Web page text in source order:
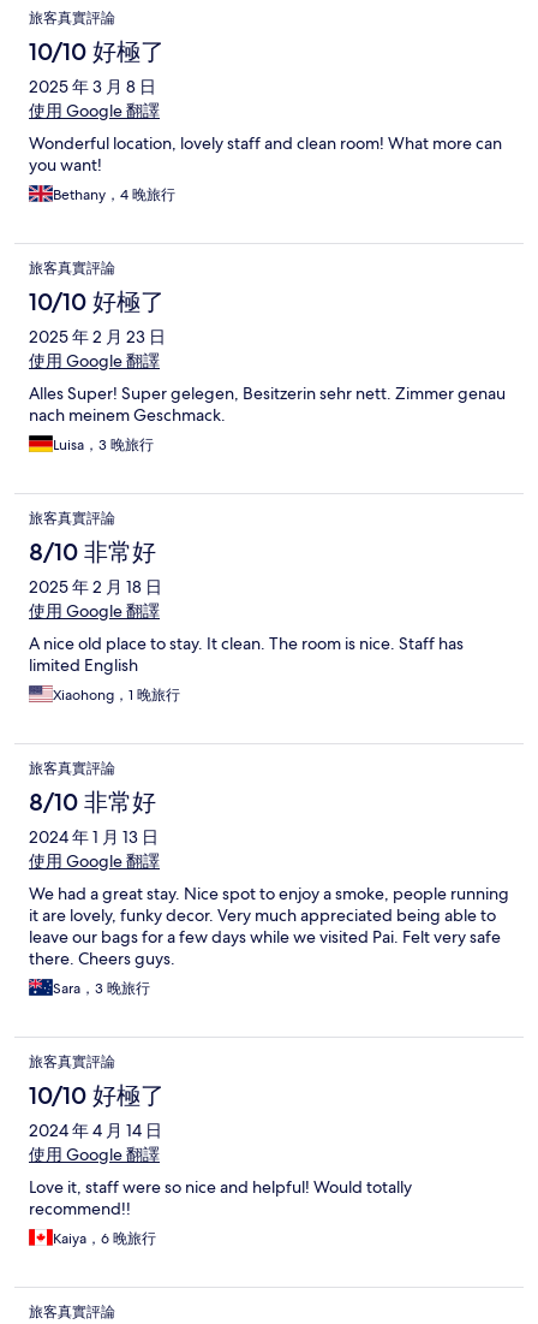
旅客真實評論
10/10 好極了
2025 年 3 月 8 日
使用 Google 翻譯
Wonderful location, lovely staff and clean room! What more can
you want!
Bethany，4 晚旅行
旅客真實評論
10/10 好極了
2025 年 2 月 23 日
使用 Google 翻譯
Alles Super! Super gelegen, Besitzerin sehr nett. Zimmer genau
nach meinem Geschmack.
Luisa，3 晚旅行
旅客真實評論
8/10 非常好
2025 年 2 月 18 日
使用 Google 翻譯
A nice old place to stay. It clean. The room is nice. Staff has
limited English
Xiaohong，1 晚旅行
旅客真實評論
8/10 非常好
2024 年 1 月 13 日
使用 Google 翻譯
We had a great stay. Nice spot to enjoy a smoke, people running
it are lovely, funky decor. Very much appreciated being able to
leave our bags for a few days while we visited Pai. Felt very safe
there. Cheers guys.
Sara，3 晚旅行
旅客真實評論
10/10 好極了
2024 年 4 月 14 日
使用 Google 翻譯
Love it, staff were so nice and helpful! Would totally
recommend!!
Kaiya，6 晚旅行
旅客真實評論